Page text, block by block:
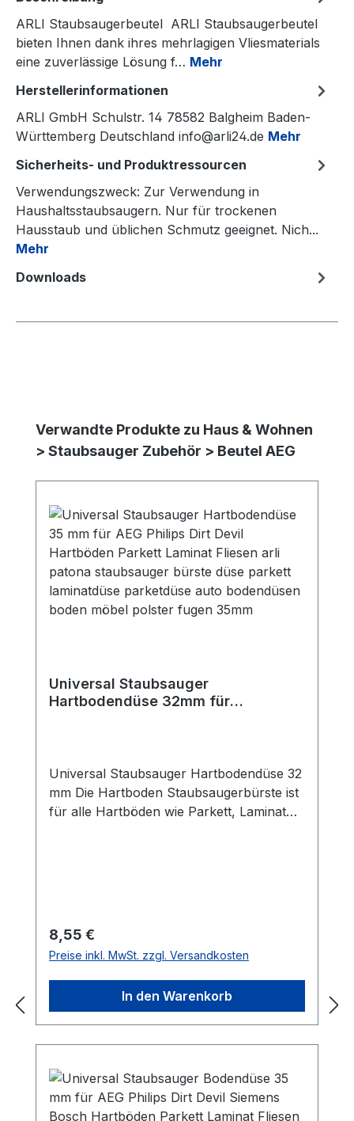
ARLI Staubsaugerbeutel ARLI Staubsaugerbeutel
bieten Ihnen dank ihres mehrlagigen Vliesmaterials
eine zuverlässige Lösung f… Mehr
Herstellerinformationen
ARLI GmbH Schulstr. 14 78582 Balgheim Baden-
Württemberg Deutschland info@arli24.de Mehr
Sicherheits- und Produktressourcen
Verwendungszweck: Zur Verwendung in
Haushaltsstaubsaugern. Nur für trockenen
Hausstaub und üblichen Schmutz geeignet. Nich...
Mehr
Downloads
Produktgalerie überspringen
Verwandte Produkte zu Haus & Wohnen
> Staubsauger Zubehör > Beutel AEG
Universal Staubsauger
Hartbodendüse 32mm für
Universal Staubsauger Hartbodendüse 32
mm Die Hartboden Staubsaugerbürste ist
für alle Hartböden wie Parkett, Laminat
alle Staubsauger mit einem Endrohr mit 32
mm Anschluss geeignet.
Regulärer Preis:
8,55 €
Preise inkl. MwSt. zzgl. Versandkosten
In den Warenkorb